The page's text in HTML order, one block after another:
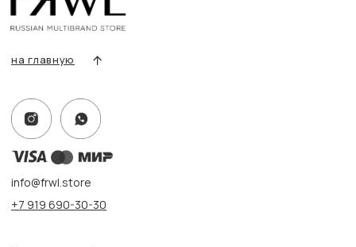
Информация
Политика конфиденциальности
Публичная оферта
Создание сайта
г. Казань, ул. Кремлевская, 2а ПН-ВС с 11:00 до 20:00
Адрес:
ПН-ВС с 10:00 до 22:00